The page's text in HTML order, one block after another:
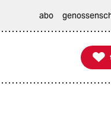
abo

taz